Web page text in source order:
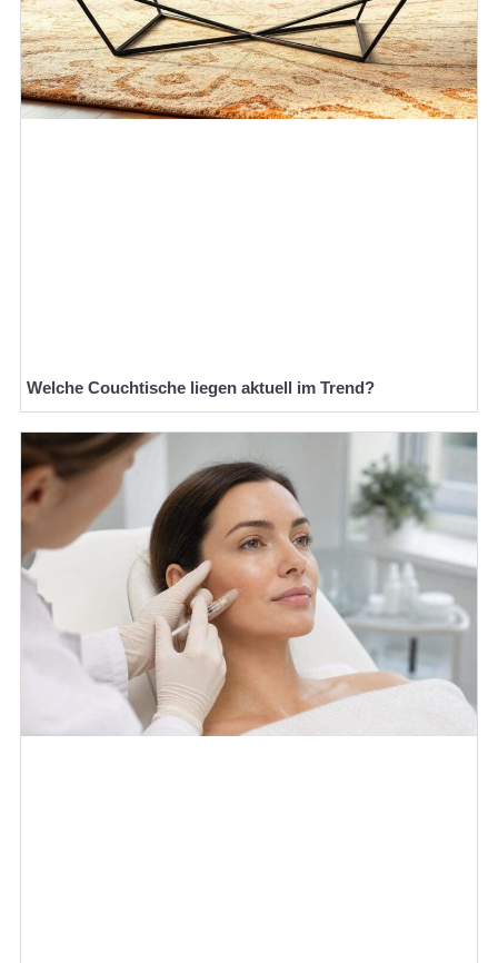
Welche Couchtische liegen aktuell im Trend?